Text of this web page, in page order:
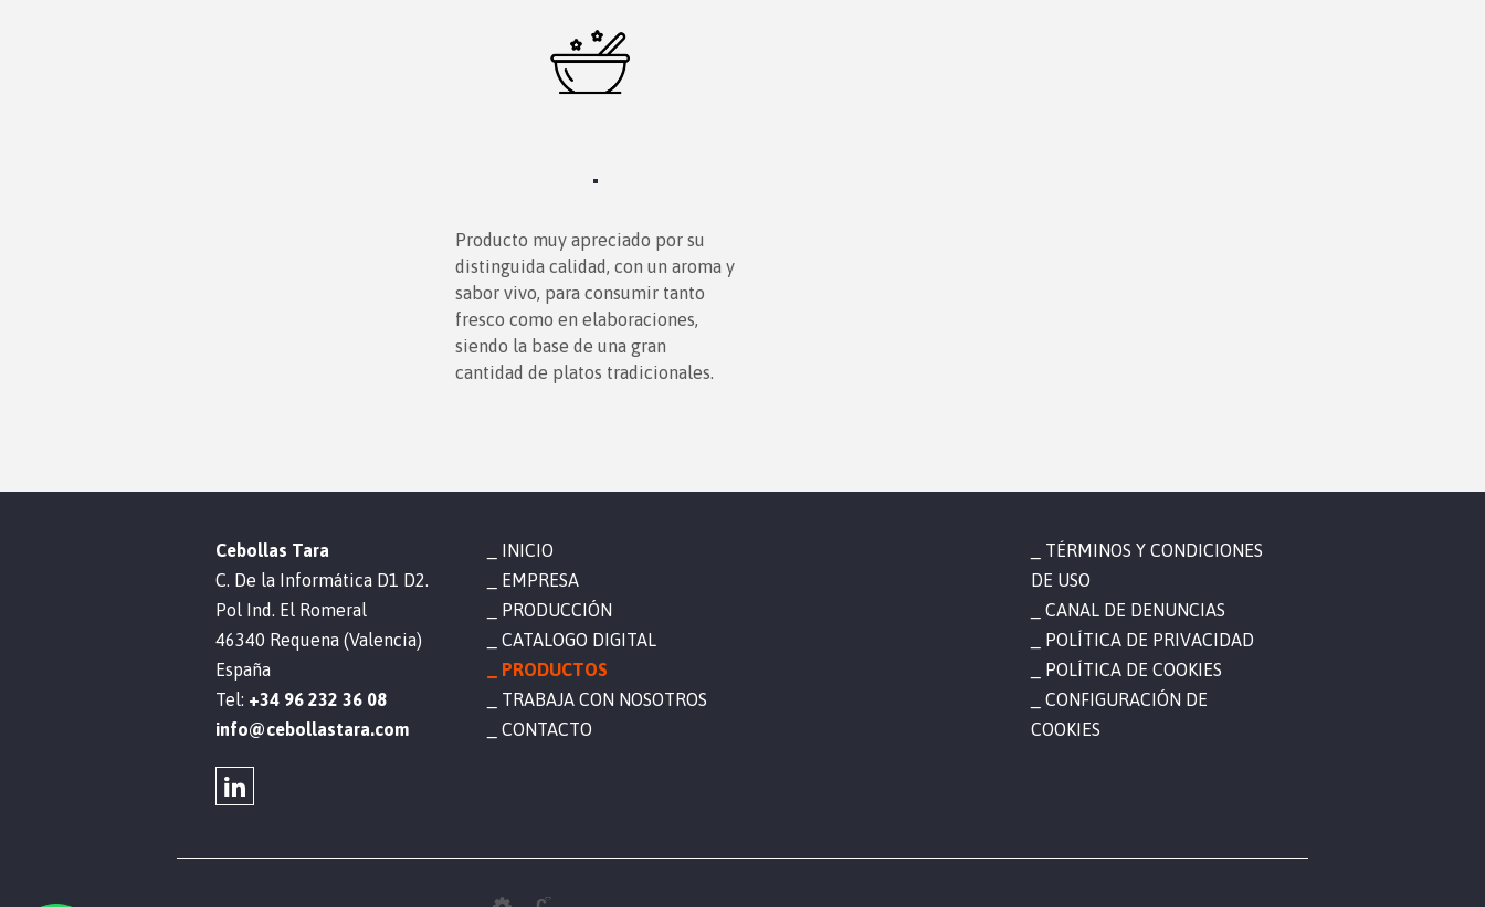
Producto muy apreciado por su
distinguida calidad, con un aroma y
sabor vivo, para consumir tanto
fresco como en elaboraciones,
siendo la base de una gran
cantidad de platos tradicionales.
Cebollas Tara
C. De la Informática D1 D2.
Pol Ind. El Romeral
46340 Requena (Valencia)
España
Tel: +34 96 232 36 08
info@cebollastara.com
INICIO
EMPRESA
PRODUCCIÓN
CATALOGO DIGITAL
PRODUCTOS
TRABAJA CON NOSOTROS
CONTACTO
TÉRMINOS Y CONDICIONES
DE USO
CANAL DE DENUNCIAS
POLÍTICA DE PRIVACIDAD
POLÍTICA DE COOKIES
CONFIGURACIÓN DE
COOKIES